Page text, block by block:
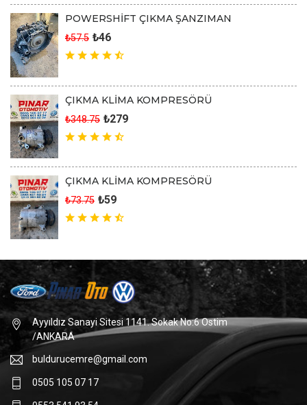
POWERSHİFT ÇIKMA ŞANZIMAN
₺57.5 ₺46
ÇIKMA KLİMA KOMPRESÖRÜ
₺348.75 ₺279
ÇIKMA KLİMA KOMPRESÖRÜ
₺73.75 ₺59
Ayyıldız Sanayi Sitesi 1141. Sokak No:6 Ostim
/ANKARA
buldurucemre@gmail.com
0505 105 07 17